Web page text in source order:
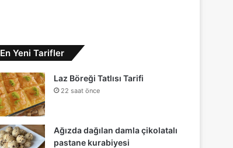
En Yeni Tarifler
Laz Böreği Tatlısı Tarifi
22 saat önce
Ağızda dağılan damla çikolatalı
pastane kurabiyesi